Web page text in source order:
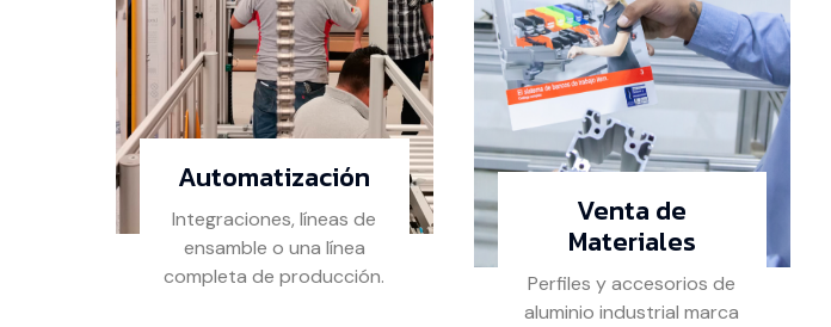
Automatización
Integraciones, líneas de
ensamble o una línea
completa de producción.
Venta de
Materiales
Perfiles y accesorios de
aluminio industrial marca